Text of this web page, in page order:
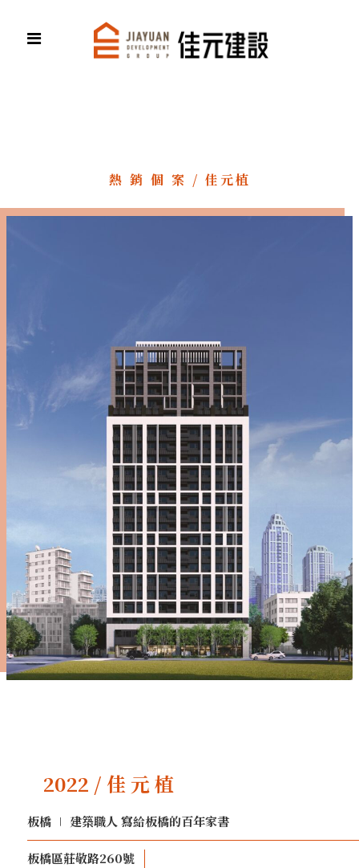
熱 銷 個 案 / 佳元植
2022 / 佳 元 植
板橋 ∣ 建築職人 寫給板橋的百年家書
板橋區莊敬路260號